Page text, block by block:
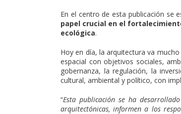
En el centro de esta publicación se
papel crucial en el
ecológica.
Hoy en día, la arquitectura va
espacial con objetivos sociales,
gobernanza, la regulación, la
cultural, ambiental y político, con
“Esta publicación se ha
arquitectónicas, informen a los